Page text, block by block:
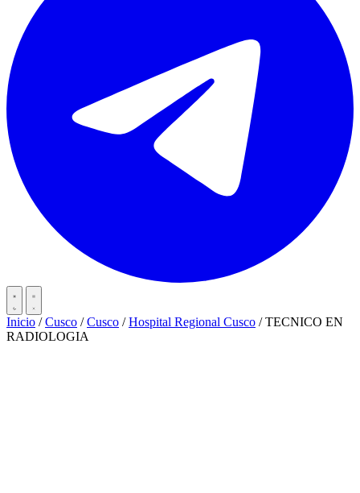
Inicio / Cusco / Cusco / Hospital Regional Cusco / TECNICO EN
RADIOLOGIA